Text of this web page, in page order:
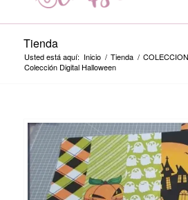
Tienda
Usted está aquí: Inicio / Tienda /
Colección Digital Halloween